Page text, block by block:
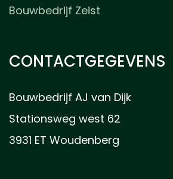
Bouwbedrijf Zeist
CONTACTGEGEVENS
Bouwbedrijf AJ van Dijk
Stationsweg west 62
3931 ET Woudenberg